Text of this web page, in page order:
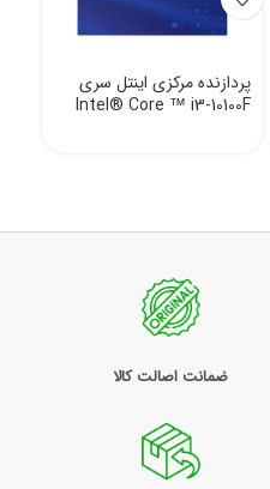
پردازنده مرکزی اینتل سری
Intel® Core ™ i3-10100F
ضمانت اصالت کالا